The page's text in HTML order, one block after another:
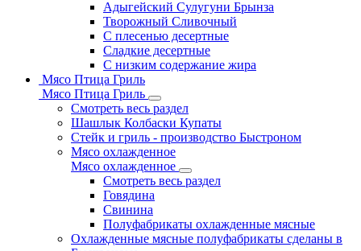
Адыгейский Сулугуни Брынза
Творожный Сливочный
С плесенью десертные
Сладкие десертные
С низким содержание жира
Мясо Птица Гриль
Мясо Птица Гриль
Смотреть весь раздел
Шашлык Колбаски Купаты
Стейк и гриль - производство Быстроном
Мясо охлажденное
Мясо охлажденное
Смотреть весь раздел
Говядина
Свинина
Полуфабрикаты охлажденные мясные
Охлажденные мясные полуфабрикаты сделаны в